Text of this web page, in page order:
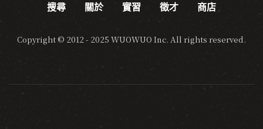
搜尋 關於 實習 徵才 商店
Copyright © 2012 - 2025 WUOWUO Inc. All rights reserved.